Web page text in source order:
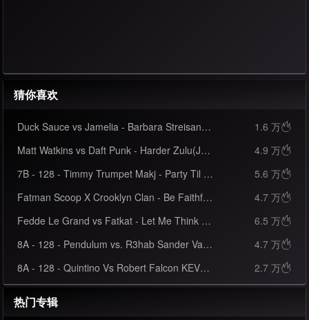
猜你喜欢
Duck Sauce vs Jamelia - Barbara Streisand vs Superstar(Tyler Palmer 128bpm)-Mashup 1.6 万
Matt Watkins vs Daft Punk - Harder Zulu(Jakerzi 128bpm)-Mashup 4.9 万
7B - 128 - Timmy Trumpet Makj - Party Til We Die (Johnnie Pappa Bootleg) 5.6 万
Fatman Scoop X Crooklyn Clan - Be Faithful(Starjack 130-101-75-130 bpm)-Mashup 4.7 万
Fedde Le Grand vs Fatkat - Let Me Think About It(Spark Mix 128bpm)-Mashup 6.5 万
8A - 128 - Pendulum vs. R3hab Sander Van Doorn - The Island (DJ Max Maikon Mash-Up) 4.7 万
8A - 128 - Quintino Vs Robert Falcon KEVU Vendark - Bawah Kartel (Alber Gomez Mash-up) 2.7 万
热门专辑